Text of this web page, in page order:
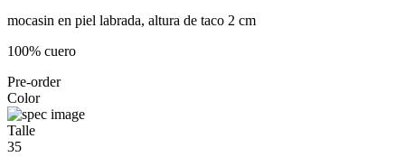
mocasin en piel labrada, altura de taco 2 cm
100% cuero
Pre-order
Color
Talle
35